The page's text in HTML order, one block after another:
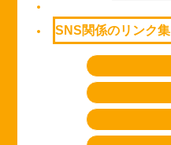
SNS関係のリンク集